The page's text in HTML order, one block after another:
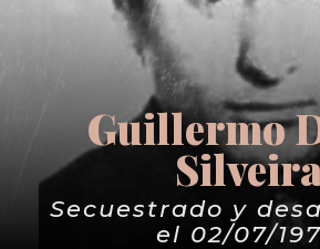
Guillermo
Secuestrado y
el 02/07/